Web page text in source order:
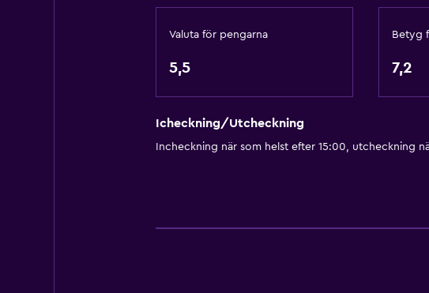
Valuta för pengarna
5,5
Betyg
7,2
Icheckning/Utcheckning
Incheckning när som helst efter 15:00, utcheckning